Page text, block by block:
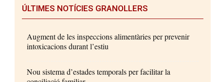
ÚLTIMES NOTÍCIES GRANOLLERS
Augment de les inspeccions alimentàries per prevenir
intoxicacions durant l’estiu
Nou sistema d’estades temporals per facilitar la